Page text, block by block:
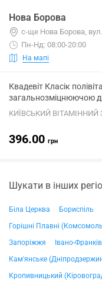
Нова Борова
с-ще Нова Борова,
Пн-Нд: 08:00-20:00
На мапі
Квадевіт Класік
загальнозміцнюючою
КИЇВСЬКИЙ ВІТАМІННИЙ
396.00 грн
Шукати в інших
Біла Церква Бориспіль
Горішні Плавні
Запоріжжя
Івано-
Кам'янське
Кропивницький